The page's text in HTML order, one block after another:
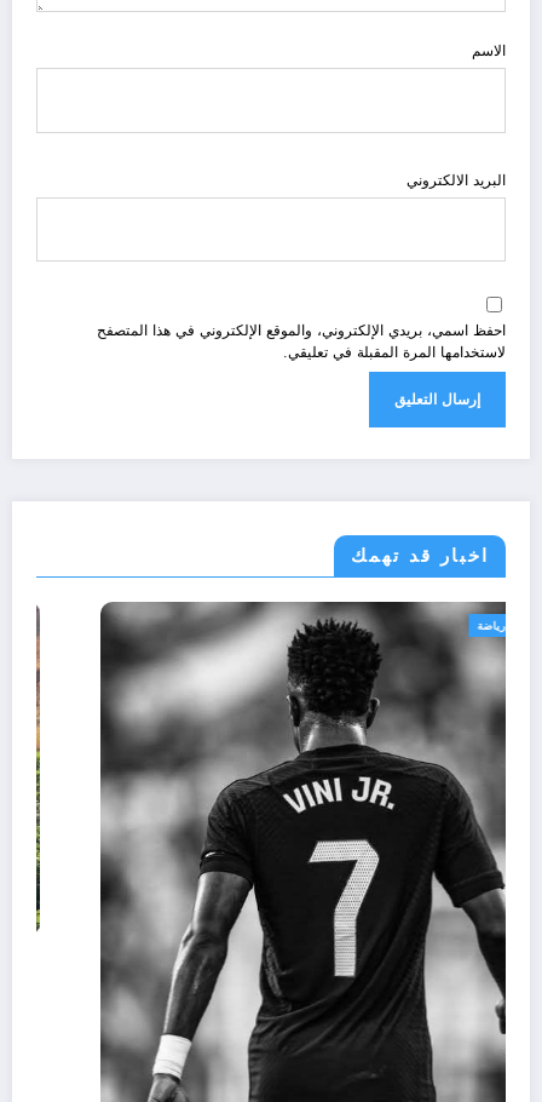
الاسم
البريد الالكتروني
احفظ اسمي، بريدي الإلكتروني، والموقع الإلكتروني في هذا المتصفح
لاستخدامها المرة المقبلة في تعليقي.
اخبار قد تهمك
اسرار رياضة